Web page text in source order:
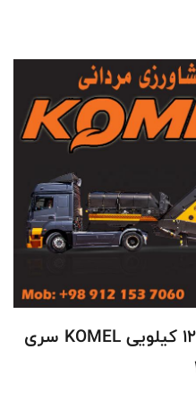
دستگاه بسته بندی ذرت 1200 کیلویی KOMEL سری